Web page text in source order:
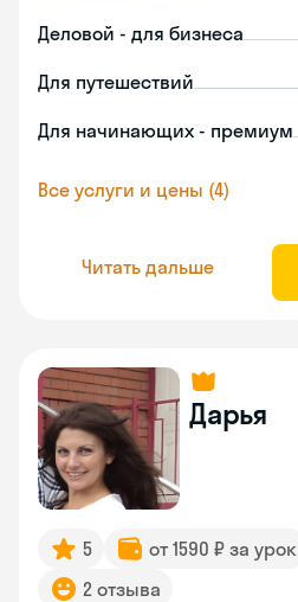
Деловой - для бизнеса
Для путешествий
Для начинающих - премиум
Все услуги и цены (4)
Читать дальше
Дарья
5 от 1590 ₽ за урок
2 отзыва